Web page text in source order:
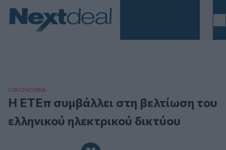
ΟΙΚΟΝΟΜΙΑ
Η ΕΤΕπ συμβάλλει στη βελτίωση του
ελληνικού ηλεκτρικού δικτύου